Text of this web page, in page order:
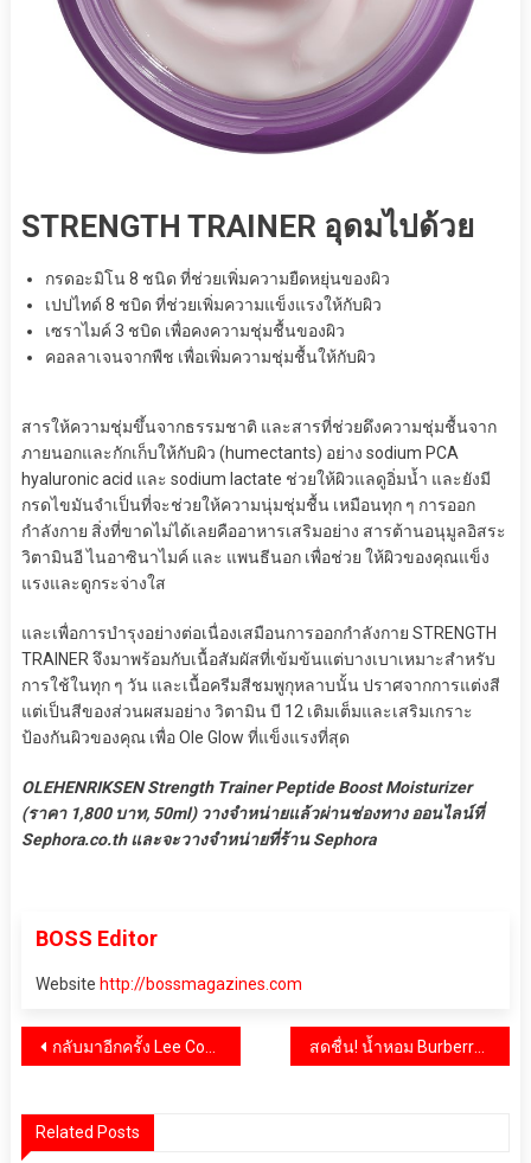
STRENGTH TRAINER อุดมไปด้วย
กรดอะมิโน 8 ชนิด ที่ช่วยเพิ่มความยืดหยุ่นของผิว
เปปไทด์ 8 ชบิด ที่ช่วยเพิ่มความแข็งแรงให้กับผิว
เซราไมค์ 3 ชบิด เพื่อคงความชุ่มชื้นของผิว
คอลลาเจนจากพืช เพื่อเพิ่มความชุ่มชื้นให้กับผิว
สารให้ความชุ่มขึ้นจากธรรมชาติ และสารที่ช่วยดึงความชุ่มชื้นจาก
ภายนอกและกักเก็บให้กับผิว (humectants) อย่าง sodium PCA
hyaluronic acid และ sodium Iactate ช่วยให้ผิวแลดูอิ่มน้ำ และยังมี
กรดไขมันจำเป็นที่จะช่วยให้ความนุ่มชุ่มชื้น เหมือนทุก ๆ การออก
กำลังกาย สิ่งที่ขาดไม่ได้เลยคืออาหารเสริมอย่าง สารต้านอนุมูลอิสระ
วิตามินอี ไนอาซินาไมค์ และ แพนธีนอก เพื่อช่วย ให้ผิวของคุณแข็ง
แรงและดูกระจ่างใส
และเพื่อการบำรุงอย่างต่อเนื่องเสมือนการออกกำลังกาย STRENGTH
TRAINER จึงมาพร้อมกับเนื้อสัมผัสที่เข้มข้นแต่บางเบาเหมาะสำหรับ
การใช้ในทุก ๆ วัน และเนื้อครีมสีชมพูกุหลาบนั้น ปราศจากการแต่งสี
แต่เป็นสีของส่วนผสมอย่าง วิตามิน บี 12 เติมเต็มและเสริมเกราะ
ป้องกันผิวของคุณ เพื่อ Ole Glow ที่แข็งแรงที่สุด
OLEHENRIKSEN Strength Trainer Peptide Boost Moisturizer
(ราคา 1,800 บาท, 50ml) วางจำหน่ายแล้วผ่านช่องทาง ออนไลน์ที่
Sephora.co.th และจะวางจำหน่ายที่ร้าน Sephora
BOSS Editor
Website http://bossmagazines.com
แนะแนว
กลับมา​อีก​ครั้ง​ Lee Cooper® ยีนส์ระดับตำนานจากอังกฤษ ให้คุณเป็นแบบที่คุณเป็น My Denim My Rules สดชื่น! น้ำหอม Burberry Her Eau de Toilette กลิ่นหอมแนวโมเดิร์นสำหรับผู้หญิงยุคใหม่ ซึ่งเป็นน้ำหอมใหม่ล่าสุดจากคอลเลคชั่น Burberry Her
Related Posts